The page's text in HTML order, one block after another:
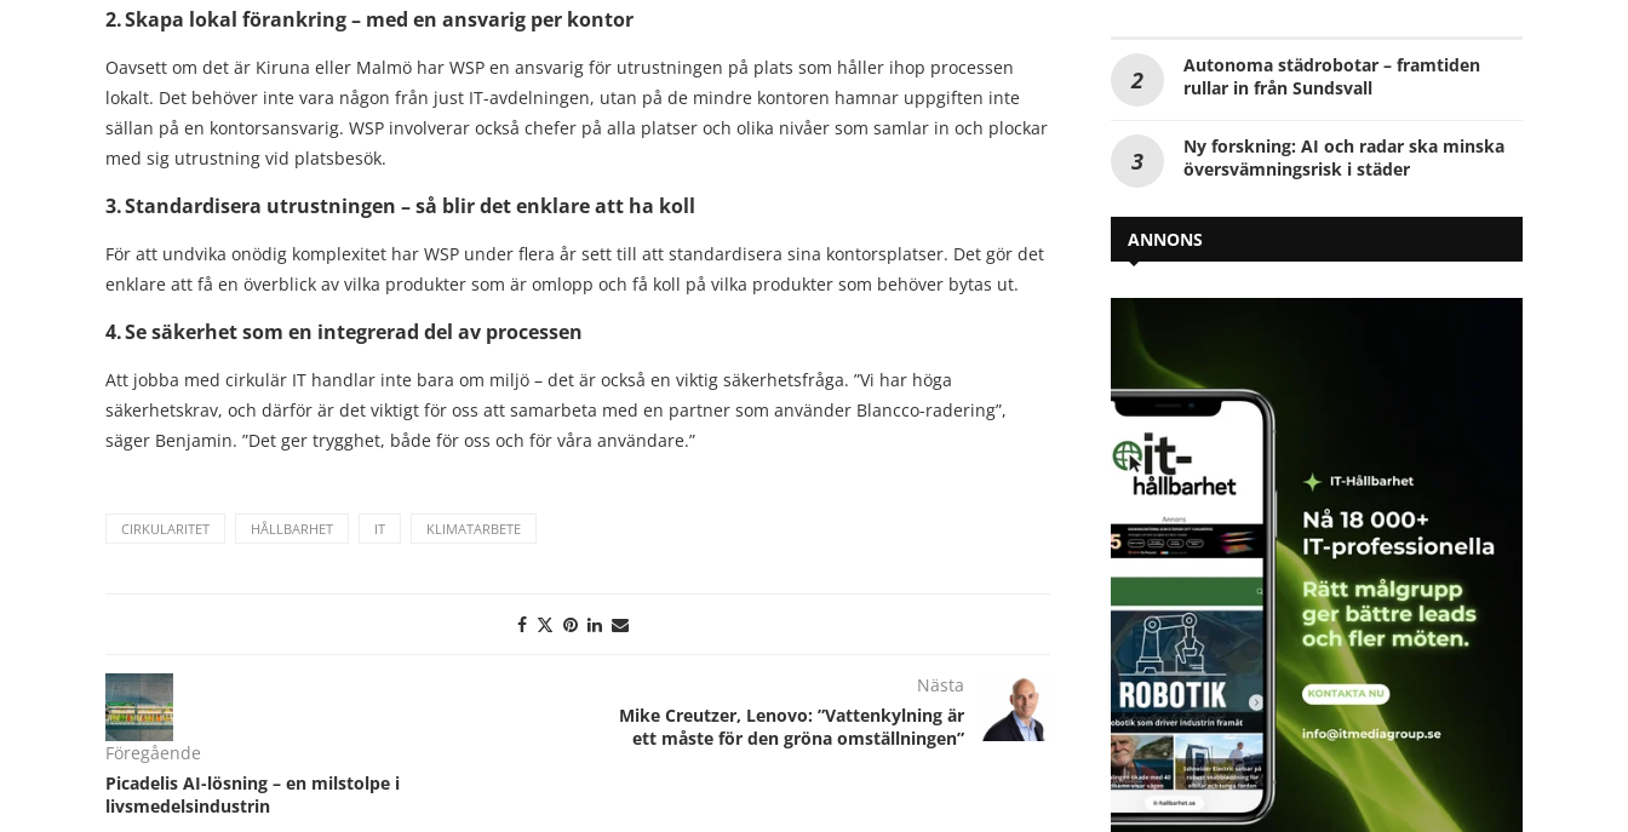
2.Skapa lokal förankring – med en ansvarig per kontor
Oavsett om det är Kiruna eller Malmö har WSP en ansvarig för utrustningen på plats som håller ihop processen
lokalt. Det behöver inte vara någon från just IT-avdelningen, utan på de mindre kontoren hamnar uppgiften inte
sällan på en kontorsansvarig. WSP involverar också chefer på alla platser och olika nivåer som samlar in och plockar
med sig utrustning vid platsbesök.
3.Standardisera utrustningen – så blir det enklare att ha koll
För att undvika onödig komplexitet har WSP under flera år sett till att standardisera sina kontorsplatser. Det gör det
enklare att få en överblick av vilka produkter som är omlopp och få koll på vilka produkter som behöver bytas ut.
4.Se säkerhet som en integrerad del av processen
Att jobba med cirkulär IT handlar inte bara om miljö – det är också en viktig säkerhetsfråga. ”Vi har höga
säkerhetskrav, och därför är det viktigt för oss att samarbeta med en partner som använder Blancco-radering”,
säger Benjamin. ”Det ger trygghet, både för oss och för våra användare.”
CIRKULARITET HÅLLBARHET IT KLIMATARBETE
Föregående
Picadelis AI-lösning – en milstolpe i
livsmedelsindustrin
Nästa
Mike Creutzer, Lenovo: ”Vattenkylning är
ett måste för den gröna omställningen”
Autonoma städrobotar – framtiden
rullar in från Sundsvall
Ny forskning: AI och radar ska minska
översvämningsrisk i städer
ANNONS